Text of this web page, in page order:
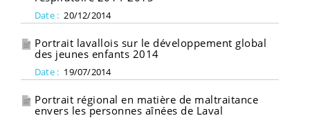
Date : 20/12/2014
Portrait lavallois sur le développement global
des jeunes enfants 2014
Date : 19/07/2014
Portrait régional en matière de maltraitance
envers les personnes aînées de Laval